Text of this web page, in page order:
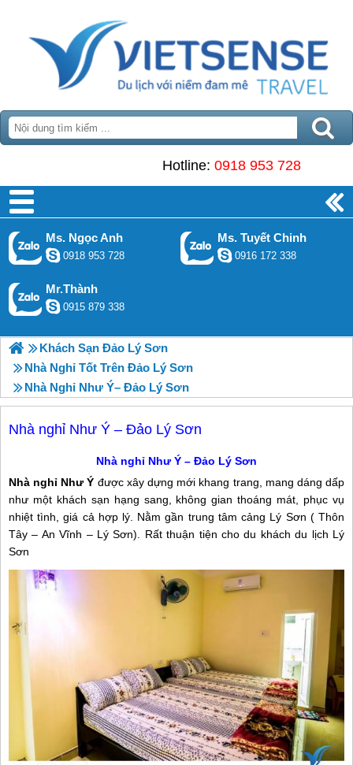
Hotline: 0918 953 728
Ms. Ngọc Anh
0918 953 728
Ms. Tuyết Chinh
0916 172 338
Mr.Thành
0915 879 338
Khách Sạn Đảo Lý Sơn
Nhà Nghỉ Tốt Trên Đảo Lý Sơn
Nhà Nghỉ Như Ý– Đảo Lý Sơn
Nhà nghỉ Như Ý – Đảo Lý Sơn
Nhà nghỉ Như Ý – Đảo Lý Sơn
Nhà nghỉ Như Ý được xây dựng mới khang trang, mang dáng dấp
như một khách sạn hạng sang, không gian thoáng mát, phục vụ
nhiệt tình, giá cả hợp lý. Nằm gần trung tâm cảng Lý Sơn ( Thôn
Tây – An Vĩnh – Lý Sơn). Rất thuận tiện cho du khách du lịch Lý
Sơn